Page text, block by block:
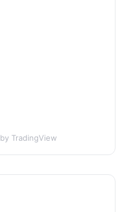
by TradingView